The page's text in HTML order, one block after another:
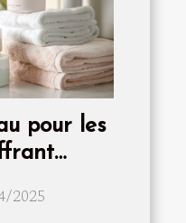
pour les
2025